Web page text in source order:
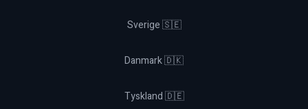
Sverige 🇸🇪
Danmark 🇩🇰
Tyskland 🇩🇪